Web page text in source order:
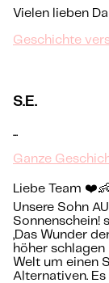
Vielen lieben
Geschichte
S.E.
...
Ganze
Liebe Team
Unsere Sohn
Sonnenschein!
„Das Wunder
höher schlagen
Welt um einen
Alternativen.